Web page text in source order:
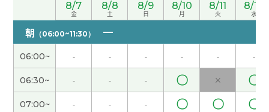
您参加志愿者活动真了不起，我很敬佩您！ ( 女性 )
今天我休息。我在家一边看YouTube一边学中文。
女性 )
好久不见、今天聊得很开心、谢谢老师。期待下次
见!( 男性 )
8/7
金
8/8
土
8/9
日
8/10
月
8/11
火
8/12
水
朝 （06:00~11:30）
06:00~ - - - - - -
06:30~ - - - 〇 × 〇
07:00~ - - - 〇 〇 〇